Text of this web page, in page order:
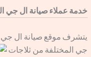
خدمة عملاء صيانة ال جي
يتشرف موقع صيانة ال جي
جي المختلفة من ثلاجات